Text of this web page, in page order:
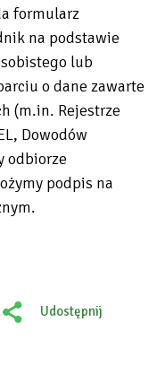
formularz
na podstawie
lub
o dane zawarte
(m.in. Rejestrze
Dowodów
odbiorze
podpis na
Udostępnij